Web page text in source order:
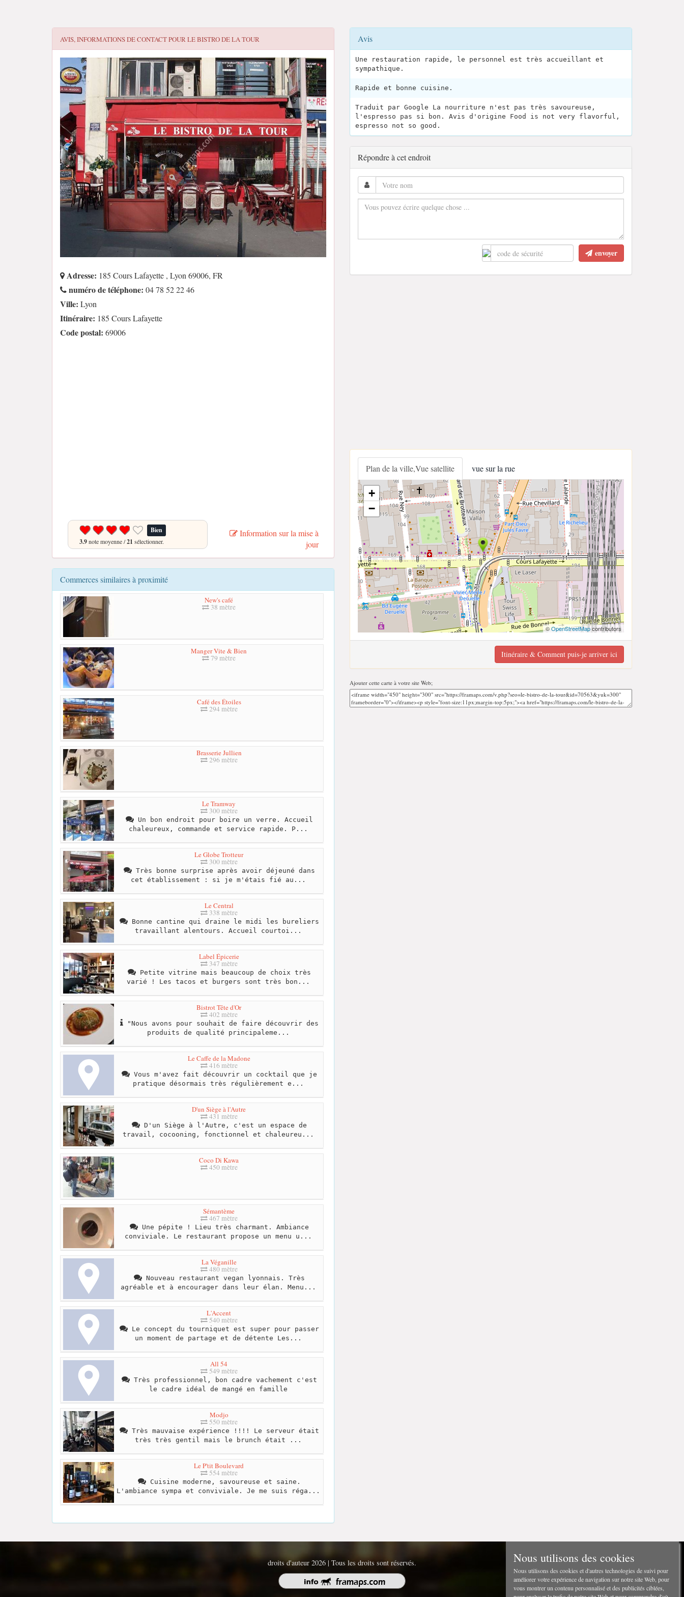
AVIS, INFORMATIONS DE CONTACT POURLE BISTRO DE LA TOUR
Adresse: 185 Cours Lafayette , Lyon 69006, FR
numéro de téléphone: 04 78 52 22 46
Ville: Lyon
Itinéraire: 185 Cours Lafayette
Code postal: 69006
Bien
3.9note moyenne /21 sélectionner.
Information sur la mise à
jour
Commerces similaires à proximité
New's café
38 mètre
Manger Vite & Bien
79 mètre
Café des Étoiles
294 mètre
Brasserie Jullien
296 mètre
Le Tramway
300 mètre
Un bon endroit pour boire un verre. Accueil
chaleureux, commande et service rapide. P...
Le Globe Trotteur
300 mètre
Très bonne surprise après avoir déjeuné dans
cet établissement : si je m'étais fié au...
Le Central
338 mètre
Bonne cantine qui draine le midi les bureliers
travaillant alentours. Accueil courtoi...
Label Épicerie
347 mètre
Petite vitrine mais beaucoup de choix très
varié ! Les tacos et burgers sont très bon...
Bistrot Tête d'Or
402 mètre
"Nous avons pour souhait de faire découvrir des
produits de qualité principaleme...
Le Caffe de la Madone
416 mètre
Vous m'avez fait découvrir un cocktail que je
pratique désormais très régulièrement e...
D'un Siège à l'Autre
431 mètre
D'un Siège à l'Autre, c'est un espace de
travail, cocooning, fonctionnel et chaleureu...
Coco Di Kawa
450 mètre
Sémantème
467 mètre
Une pépite ! Lieu très charmant. Ambiance
conviviale. Le restaurant propose un menu u...
La Véganille
480 mètre
Nouveau restaurant vegan lyonnais. Très
agréable et à encourager dans leur élan. Menu...
L'Accent
540 mètre
Le concept du tourniquet est super pour passer
un moment de partage et de détente Les...
All 54
549 mètre
Très professionnel, bon cadre vachement c'est
le cadre idéal de mangé en famille
Modjo
550 mètre
Très mauvaise expérience !!!! Le serveur était
très très gentil mais le brunch était ...
Le P'tit Boulevard
554 mètre
Cuisine moderne, savoureuse et saine.
L'ambiance sympa et conviviale. Je me suis réga...
Avis
Une restauration rapide, le personnel est très accueillant et
sympathique.
Rapide et bonne cuisine.
Traduit par Google La nourriture n'est pas très savoureuse,
l'espresso pas si bon. Avis d'origine Food is not very flavorful,
espresso not so good.
Répondre à cet endroit
envoyer
Plan de la ville,Vue satellite vue sur la rue
+
−
©OpenStreetMapcontributors
Itinéraire & Comment puis-je arriver ici
Ajouter cette carte à votre site Web;
droits d'auteur 2026 | Tous les droits sont réservés. Nous utilisons des cookies
Nous utilisons des cookies et d'autres technologies de suivi pour
améliorer votre expérience de navigation sur notre site Web, pour
vous montrer un contenu personnalisé et des publicités ciblées,